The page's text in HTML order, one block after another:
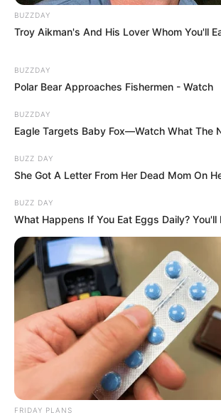
BUZZDAY
Troy Aikman's And His Lover Whom You'll
BUZZDAY
Polar Bear Approaches Fishermen - Watch
BUZZDAY
Eagle Targets Baby Fox—Watch What The
BUZZ DAY
She Got A Letter From Her Dead Mom On
BUZZ DAY
What Happens If You Eat Eggs Daily? You'll
FRIDAY PLANS